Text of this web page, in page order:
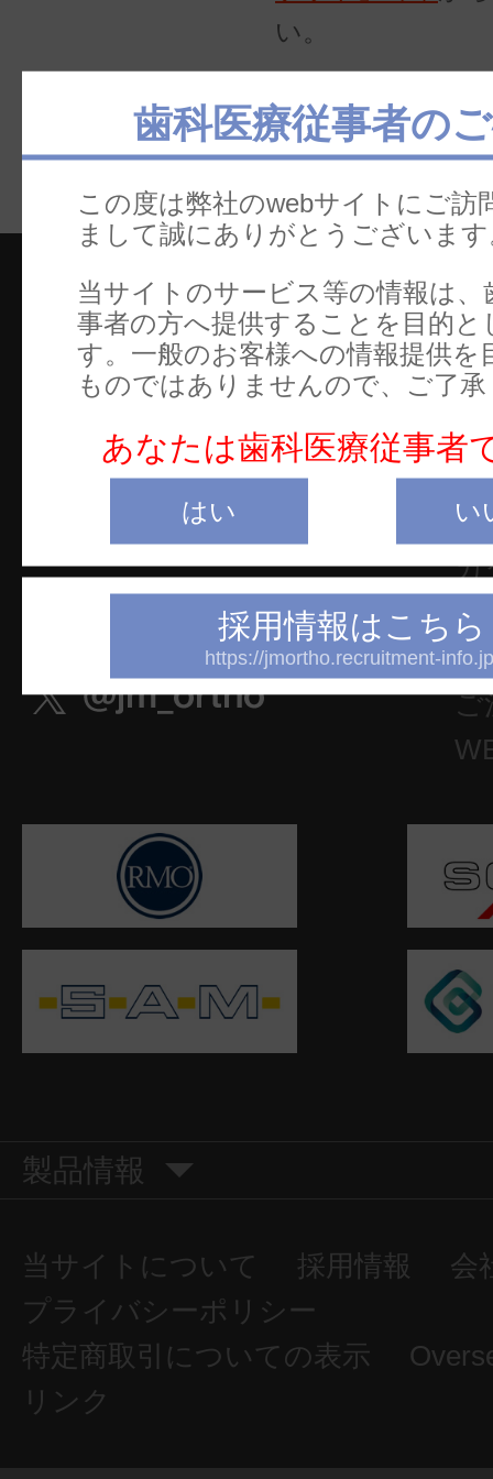
歯科医療従事者の
この度は弊社のwebサイトにご訪
まして誠にありがとうございま
当サイトのサービス等の情報は、
事者の方へ提供することを目的と
す。一般のお客様への情報提供を
ものではありませんので、ご了
あなたは歯科医療従事者
はい い
採用情報はこちら
https://jmortho.recruitment-
い。
ホ
製
セ
文
カ
電
お
ご
東京都千代田区神田駿河台2-2
御茶ノ水杏雲ビル14F
TEL：03-5281-4711
FAX：03-5281-4716
製品情報
当サイトについて 採用情報
会
プライバシーポリシー
特定商取引についての表示
リンク